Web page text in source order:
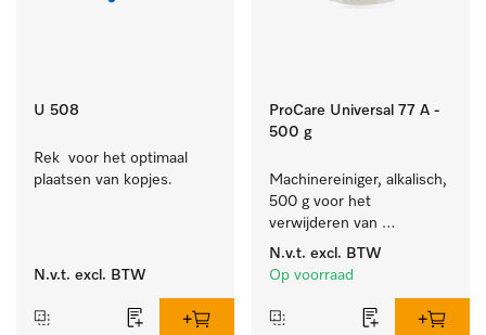
U 508
Rek  voor het optimaal
plaatsen van kopjes.
N.v.t. excl. BTW
ProCare Universal 77 A -
500 g
Machinereiniger, alkalisch,
500 g voor het
verwijderen van
hardnekkige
zetmeelaanslag.
N.v.t. excl. BTW
Op voorraad